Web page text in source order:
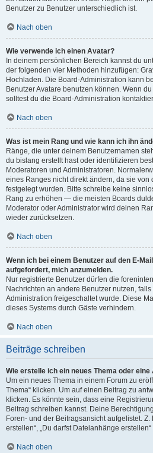
Benutzer zu Benutzer unterschiedlich ist.
Nach oben
Wie verwende ich einen Avatar?
In deinem persönlichen Bereich kannst du
der folgenden vier Methoden hinzufügen:
Hochladen. Die Board-Administration kann
Benutzer Avatare benutzen können. Wenn
solltest du die Board-Administration
Nach oben
Was ist mein Rang und wie kann ich ihn
Ränge, die unter deinem Benutzernamen
du bislang erstellt hast oder identifizieren
Moderatoren und Administratoren.
eines Ranges nicht direkt ändern, da sie von
festgelegt wurden. Bitte schreibe keine
Rang zu erhöhen — die meisten Boards
Moderator oder Administrator wird deinen
wieder zurücksetzen.
Nach oben
Wenn ich bei einem Benutzer auf den E-
aufgefordert, mich anzumelden.
Nur registrierte Benutzer dürfen die
Nachrichten an andere Benutzer nutzen,
Administration freigeschaltet wurde. Diese
dieses Systems durch Gäste verhindern.
Nach oben
Beiträge schreiben
Wie erstelle ich ein neues Thema oder eine
Um ein neues Thema in einem Forum zu
Thema“ klicken. Um auf einen Beitrag zu
klicken. Es könnte sein, dass eine
Beitrag schreiben kannst. Deine
Foren- und der Beitragsansicht aufgelistet. Z.
erstellen“, „Du darfst Dateianhänge erstellen“
Nach oben